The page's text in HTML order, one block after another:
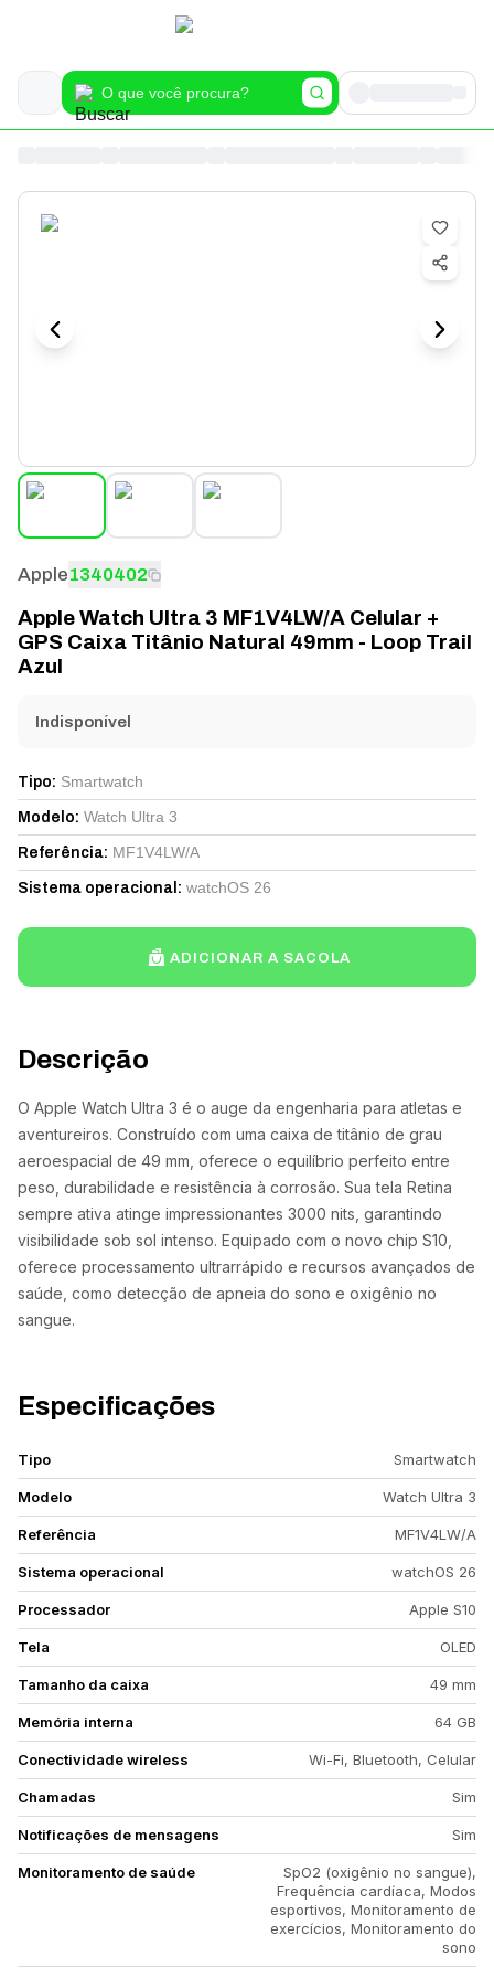
Descrição
O Apple Watch Ultra 3 é o auge da engenharia para atletas e
aventureiros. Construído com uma caixa de titânio de grau
aeroespacial de 49 mm, oferece o equilíbrio perfeito entre
peso, durabilidade e resistência à corrosão. Sua tela Retina
sempre ativa atinge impressionantes 3000 nits, garantindo
visibilidade sob sol intenso. Equipado com o novo chip S10,
oferece processamento ultrarrápido e recursos avançados de
saúde, como detecção de apneia do sono e oxigênio no
sangue.
Especificações
Tipo Smartwatch
Modelo Watch Ultra 3
Referência MF1V4LW/A
Sistema operacional watchOS 26
Processador Apple S10
Tela OLED
Tamanho da caixa 49 mm
Memória interna 64 GB
Conectividade wireless Wi-Fi, Bluetooth, Celular
Chamadas Sim
Notificações de mensagens Sim
Monitoramento de saúde
SpO2 (oxigênio no sangue),
Frequência cardíaca, Modos
esportivos, Monitoramento de
exercícios, Monitoramento do
sono
Apple1340402
Apple Watch Ultra 3 MF1V4LW/A Celular +
GPS Caixa Titânio Natural 49mm - Loop Trail
Azul
Indisponível
Tipo: Smartwatch
Modelo: Watch Ultra 3
Referência: MF1V4LW/A
Sistema operacional : watchOS 26
ADICIONAR A SACOLA